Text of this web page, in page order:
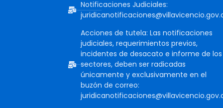
Notificaciones Judiciales:
Acciones de tutela: Las notificaciones
judiciales, requerimientos previos,
incidentes de desacato e informe de los
sectores, deben ser radicadas
únicamente y exclusivamente en el
buzón de correo: